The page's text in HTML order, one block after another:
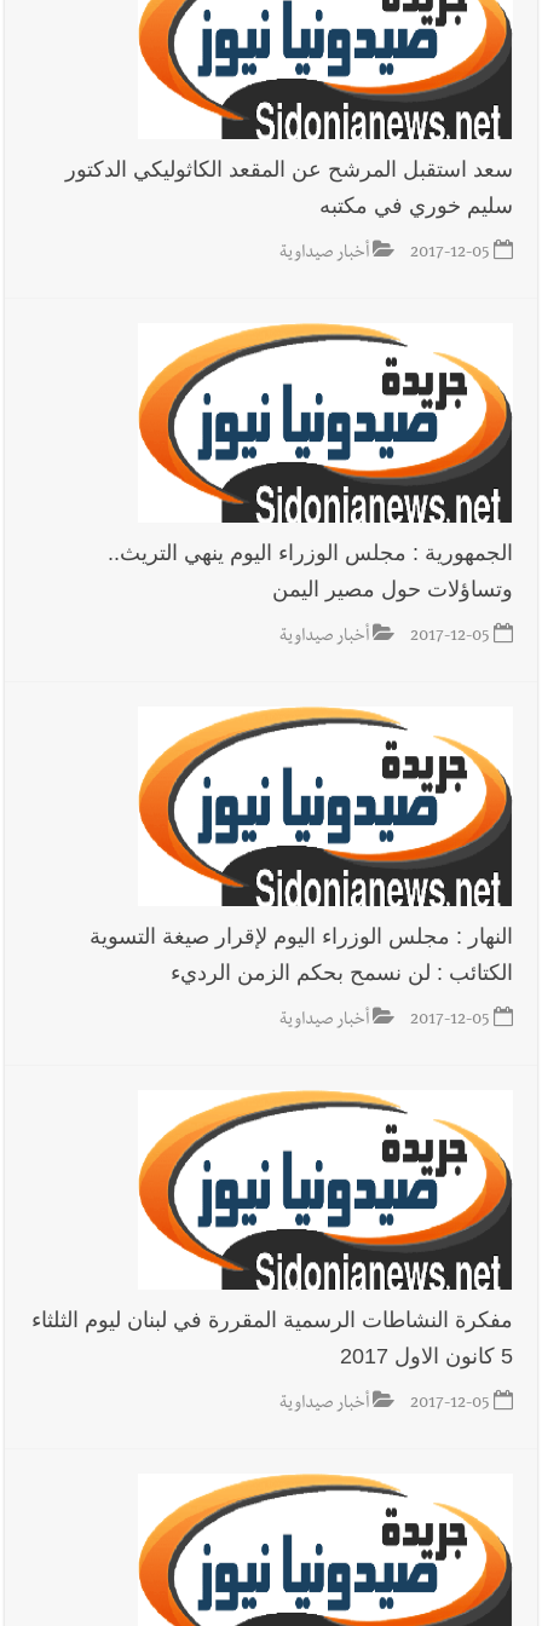
يبقى الشعب الفلسطيني يعيش كل هذا الألم؟ وإلى متى تستمر هذه
المعاناة التي تمزق القلوب والضمائر؟
أخبار العالم الرئيس الأميركي ترامب يحذّر إيران من ضربة قوية...
وإعلام إيراني: الاتّفاق مع عُمان مؤجّل ما دامت التهديدات مستمرّة
أخبار صيدا
بلدية صيدا تهنئ نادي الأهلي صيدا بإحرازه بطولة لبنان
بكرة الطاولة للرجال للعام الرابع على التوالي
سعد استقبل المرشح عن المقعد الكاثوليكي الدكتور
سليم خوري في مكتبه
2017-12-05 أخبار صيداوية
الجمهورية : مجلس الوزراء اليوم ينهي التريث..
وتساؤلات حول مصير اليمن
2017-12-05 أخبار صيداوية
النهار : مجلس الوزراء اليوم لإقرار صيغة التسوية
الكتائب : لن نسمح بحكم الزمن الرديء
2017-12-05 أخبار صيداوية
مفكرة النشاطات الرسمية المقررة في لبنان ليوم الثلثاء
5 كانون الاول 2017
2017-12-05 أخبار صيداوية